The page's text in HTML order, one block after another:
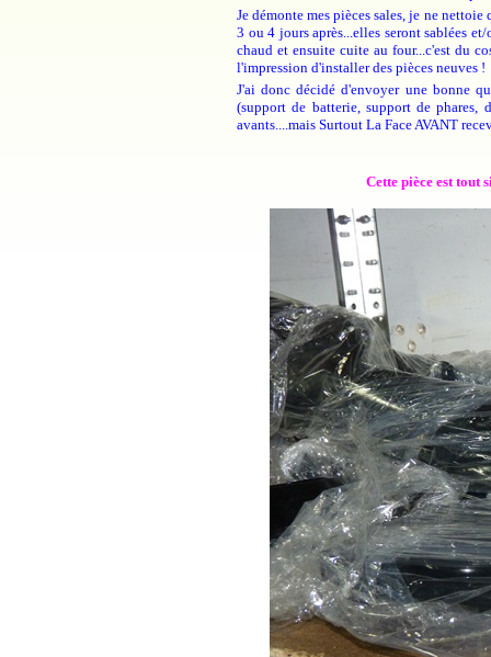
Je démonte mes pièces sales, je ne
3 ou 4 jours après...elles seront sablées
chaud et ensuite cuite au four...c'est du
l'impression d'installer des pièces neuves !
J'ai donc décidé d'envoyer une bonne
(support de batterie, support de phares,
avants....mais Surtout La Face AVANT
Cette pièce est tout